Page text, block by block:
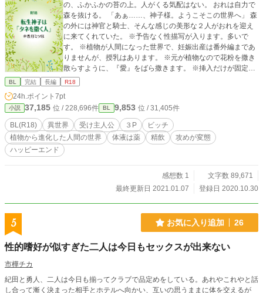
の、ふかふかの苔の上。人がくる気配はない。 おれは自力で
森を抜ける。 「あぁ……、神子様。ようこそこの世界へ」 森
の外には神官と騎士、そんな感じの美形な２人がおれを迎え
に来てくれていた。 ※予告なく性描写が入ります。多いで
す。 ※植物が人間になった世界で、妊娠出産は番外編まであ
りませんが、授乳はあります。 ※元が植物なので花粉を撒き
散らすように、『愛』をばら撒きます。 ※挿入だけが固定で
す。 美人神官× 主人公 男前騎士× 主人公 ※ムーンライトにも
な方には申し訳ありませんが、妊娠出産があります。
BL 完結 長編 R18
24h.ポイント 7pt
小説 37,185 位 / 228,696件 BL 9,853 位 / 31,405件
BL(R18) 異世界 受け主人公 ３P
ビッチ
植物から進化した人間の世界
体液は薬 精飲
攻めが変態
ハッピーエンド
感想数 1
文字数 89,671
最終更新日 2021.01.07
登録日 2020.10.30
5 お気に入り追加 26
性的嗜好が似すぎた二人は今日もセックスが出来ない
市樺チカ
紀田と勇人、二人は今日も揃ってクラブで品定めをしている。あれやこれやと話
し合って漸く決まった相手とホテルへ向かい、互いの思うままに体を交えるが